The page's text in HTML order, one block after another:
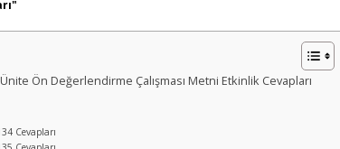
Ünite Ön Değerlendirme Çalışması Metni Etkinlik Cevapları
Cevapları